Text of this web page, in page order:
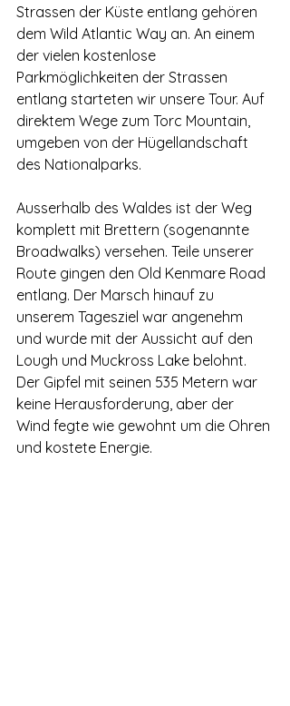
Strassen der Küste entlang gehören
dem Wild Atlantic Way an. An einem
der vielen kostenlose
Parkmöglichkeiten der Strassen
entlang starteten wir unsere Tour. Auf
direktem Wege zum Torc Mountain,
umgeben von der Hügellandschaft
des Nationalparks.
Ausserhalb des Waldes ist der Weg
komplett mit Brettern (sogenannte
Broadwalks) versehen. Teile unserer
Route gingen den Old Kenmare Road
entlang. Der Marsch hinauf zu
unserem Tagesziel war angenehm
und wurde mit der Aussicht auf den
Lough und Muckross Lake belohnt.
Der Gipfel mit seinen 535 Metern war
keine Herausforderung, aber der
Wind fegte wie gewohnt um die Ohren
und kostete Energie.